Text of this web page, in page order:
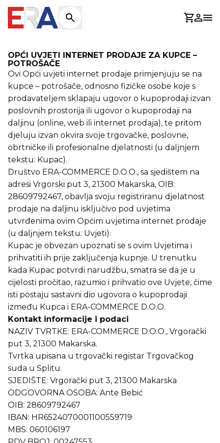
Košarica
OPĆI UVJETI INTERNET PRODAJE ZA KUPCE –
POTROŠAČE
Ovi Opći uvjeti internet prodaje primjenjuju se na
kupce – potrošače, odnosno fizičke osobe koje s
prodavateljem sklapaju ugovor o kupoprodaji izvan
poslovnih prostorija ili ugovor o kupoprodaji na
daljinu (online, web ili internet prodaja), te pritom
djeluju izvan okvira svoje trgovačke, poslovne,
obrtničke ili profesionalne djelatnosti (u daljnjem
tekstu: Kupac).
Društvo ERA-COMMERCE D.O.O., sa sjedištem na
adresi Vrgorski put 3, 21300 Makarska, OIB:
28609792467, obavlja svoju registriranu djelatnost
prodaje na daljinu isključivo pod uvjetima
utvrđenima ovim Općim uvjetima internet prodaje
(u daljnjem tekstu: Uvjeti).
Kupac je obvezan upoznati se s ovim Uvjetima i
prihvatiti ih prije zaključenja kupnje. U trenutku
kada Kupac potvrdi narudžbu, smatra se da je u
cijelosti pročitao, razumio i prihvatio ove Uvjete, čime
isti postaju sastavni dio ugovora o kupoprodaji
između Kupca i ERA-COMMERCE D.O.O.
Kontakt informacije i podaci
NAZIV TVRTKE: ERA-COMMERCE D.O.O., Vrgorački
put 3, 21300 Makarska.
Tvrtka upisana u trgovački registar Trgovačkog
suda u Splitu.
SJEDIŠTE: Vrgorački put 3, 21300 Makarska
ODGOVORNA OSOBA: Ante Bebić
OIB: 28609792467
IBAN: HR6524070001100559719
MBS: 060106197